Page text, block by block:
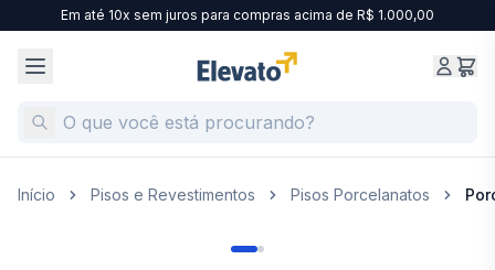
Em até 10x sem juros para compras acima de R$ 1.000,00
Início Pisos e Revestimentos Pisos Porcelanatos